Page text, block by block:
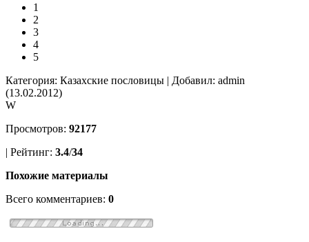
1
2
3
4
5
Категория: Казахские пословицы | Добавил: admin
(13.02.2012)
W
Просмотров: 92177
| Рейтинг: 3.4/34
Похожие материалы
Всего комментариев: 0